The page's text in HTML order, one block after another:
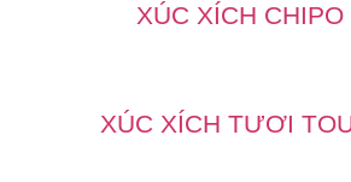
XÚC XÍCH CHIPO
XÚC XÍCH TƯƠI